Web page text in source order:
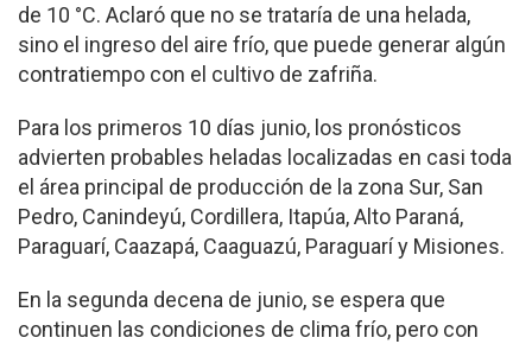
de 10 °C. Aclaró que no se trataría de una helada,
sino el ingreso del aire frío, que puede generar algún
contratiempo con el cultivo de zafriña.
Para los primeros 10 días junio, los pronósticos
advierten probables heladas localizadas en casi toda
el área principal de producción de la zona Sur, San
Pedro, Canindeyú, Cordillera, Itapúa, Alto Paraná,
Paraguarí, Caazapá, Caaguazú, Paraguarí y Misiones.
En la segunda decena de junio, se espera que
continuen las condiciones de clima frío, pero con